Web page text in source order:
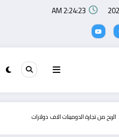
2:24:24 AM
الربح من تجارة الدومينات الاف دولارات